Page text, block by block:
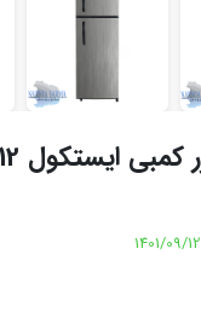
1401/09/12